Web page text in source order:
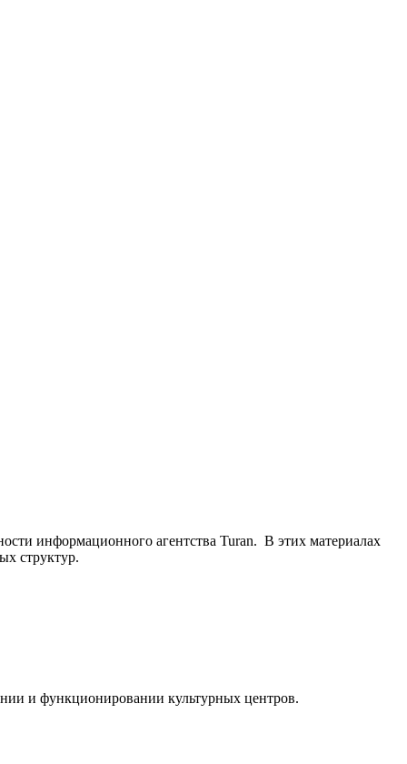
информационного агентства Turan. В этих материалах
структур.
и функционировании культурных центров.